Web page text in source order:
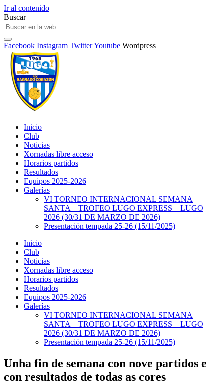
Ir al contenido
Buscar
Facebook Instagram TwitterYoutube Wordpress
Inicio
Club
Noticias
Xornadas libre acceso
Horarios partidos
Resultados
Equipos 2025-2026
Galerías
VI TORNEO INTERNACIONAL SEMANA
SANTA – TROFEO LUGO EXPRESS – LUGO
2026 (30/31 DE MARZO DE 2026)
Presentación tempada 25-26 (15/11/2025)
Inicio
Club
Noticias
Xornadas libre acceso
Horarios partidos
Resultados
Equipos 2025-2026
Galerías
VI TORNEO INTERNACIONAL SEMANA
SANTA – TROFEO LUGO EXPRESS – LUGO
2026 (30/31 DE MARZO DE 2026)
Presentación tempada 25-26 (15/11/2025)
Unha fin de semana con nove partidos e
con resultados de todas as cores